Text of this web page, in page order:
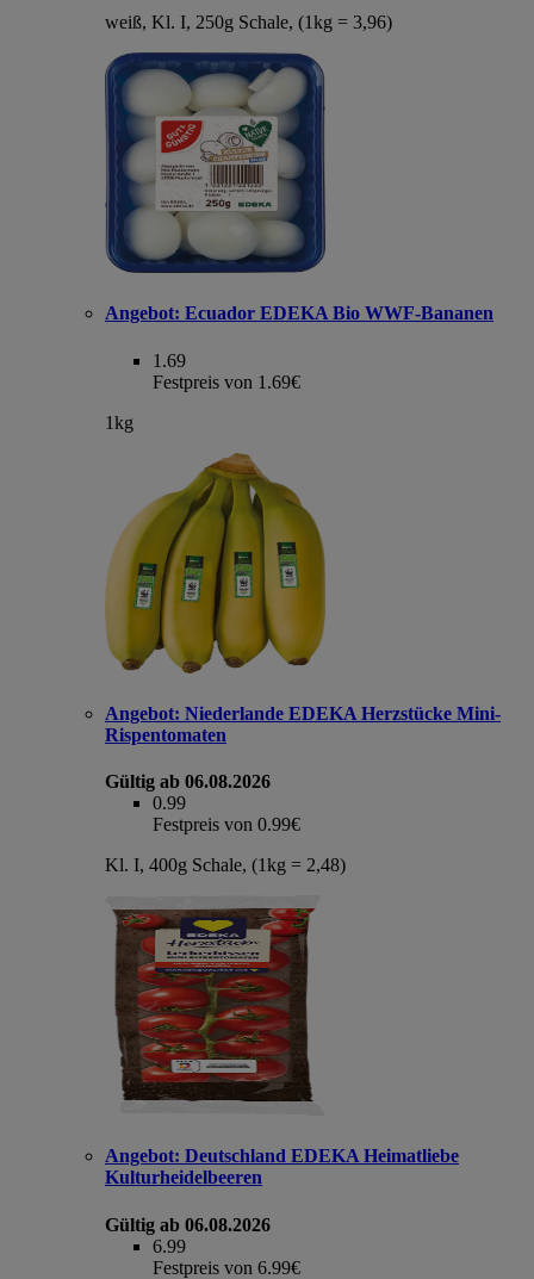
weiß, Kl. I, 250g Schale, (1kg = 3,96)
Angebot: Ecuador EDEKA Bio WWF-Bananen
1.69
Festpreis von 1.69€
1kg
Angebot: Niederlande EDEKA Herzstücke Mini-
Rispentomaten
Gültig ab 06.08.2026
0.99
Festpreis von 0.99€
Kl. I, 400g Schale, (1kg = 2,48)
Angebot: Deutschland EDEKA Heimatliebe
Kulturheidelbeeren
Gültig ab 06.08.2026
6.99
Festpreis von 6.99€